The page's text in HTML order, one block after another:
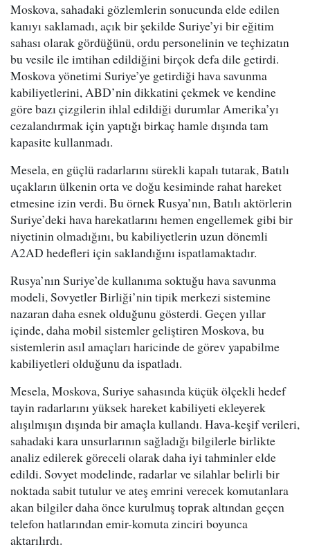
Moskova, sahadaki gözlemlerin sonucunda elde edilen
kanıyı saklamadı, açık bir şekilde Suriye’yi bir eğitim
sahası olarak gördüğünü, ordu personelinin ve teçhizatın
bu vesile ile imtihan edildiğini birçok defa dile getirdi.
Moskova yönetimi Suriye’ye getirdiği hava savunma
kabiliyetlerini, ABD’nin dikkatini çekmek ve kendine
göre bazı çizgilerin ihlal edildiği durumlar Amerika’yı
cezalandırmak için yaptığı birkaç hamle dışında tam
kapasite kullanmadı.
Mesela, en güçlü radarlarını sürekli kapalı tutarak, Batılı
uçakların ülkenin orta ve doğu kesiminde rahat hareket
etmesine izin verdi. Bu örnek Rusya’nın, Batılı aktörlerin
Suriye’deki hava harekatlarını hemen engellemek gibi bir
niyetinin olmadığını, bu kabiliyetlerin uzun dönemli
A2AD hedefleri için saklandığını ispatlamaktadır.
Rusya’nın Suriye’de kullanıma soktuğu hava savunma
modeli, Sovyetler Birliği’nin tipik merkezi sistemine
nazaran daha esnek olduğunu gösterdi. Geçen yıllar
içinde, daha mobil sistemler geliştiren Moskova, bu
sistemlerin asıl amaçları haricinde de görev yapabilme
kabiliyetleri olduğunu da ispatladı.
Mesela, Moskova, Suriye sahasında küçük ölçekli hedef
tayin radarlarını yüksek hareket kabiliyeti ekleyerek
alışılmışın dışında bir amaçla kullandı. Hava-keşif verileri,
sahadaki kara unsurlarının sağladığı bilgilerle birlikte
analiz edilerek göreceli olarak daha iyi tahminler elde
edildi. Sovyet modelinde, radarlar ve silahlar belirli bir
noktada sabit tutulur ve ateş emrini verecek komutanlara
akan bilgiler daha önce kurulmuş toprak altından geçen
telefon hatlarından emir-komuta zinciri boyunca
aktarılırdı.